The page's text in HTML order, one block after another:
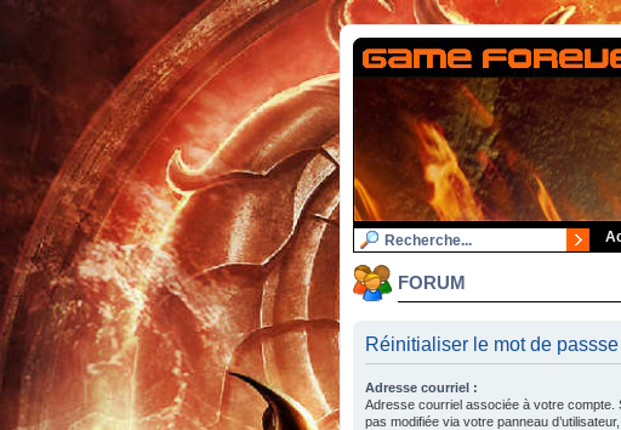
FORUM
Réinitialiser le mot de passse
Adresse courriel :
Adresse courriel associée à votre compte.
pas modifiée via votre panneau d’utilisateur,